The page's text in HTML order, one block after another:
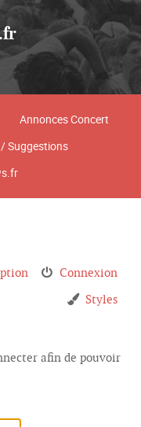
Annonces Concert
Suggestions
Connexion
Styles
afin de pouvoir